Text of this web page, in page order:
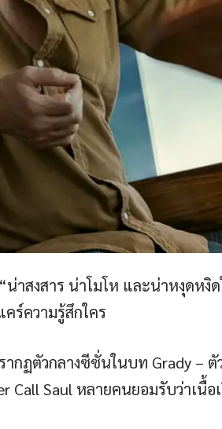
าสงสาร น่าโมโห และน่าหงุดหงิ
ร์ความรู้สึกใคร
กฏตัวกลางซีซั่นในบท Grady – ตั
Saul หลายคนยอมรับว่าเนื้อเ